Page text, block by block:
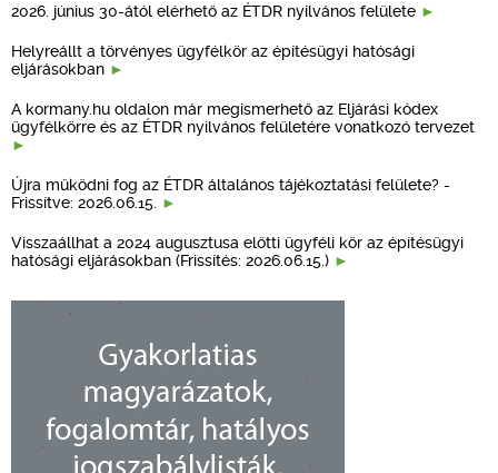
2026. június 30-ától elérhető az ÉTDR nyilvános felülete
Helyreállt a törvényes ügyfélkör az építésügyi hatósági
eljárásokban
A kormany.hu oldalon már megismerhető az Eljárási kódex
ügyfélkörre és az ÉTDR nyilvános felületére vonatkozó tervezet
Újra működni fog az ÉTDR általános tájékoztatási felülete? -
Frissítve: 2026.06.15.
Visszaállhat a 2024 augusztusa előtti ügyféli kör az építésügyi
hatósági eljárásokban (Frissítés: 2026.06.15.)